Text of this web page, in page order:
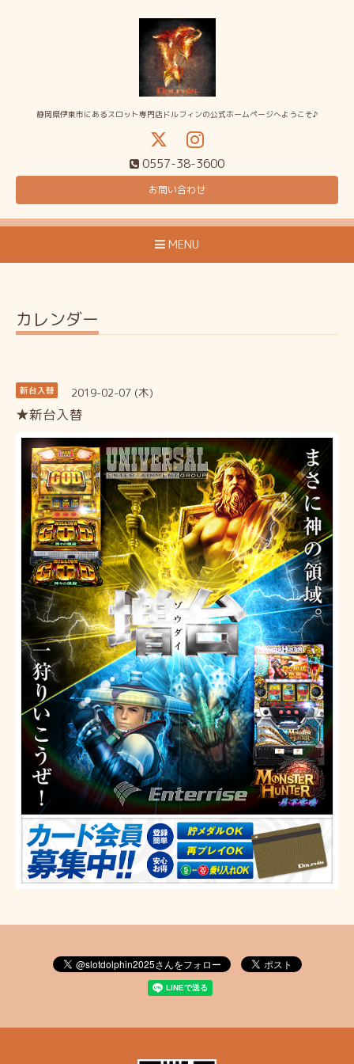
静岡県伊東市にあるスロット専門店ドルフィンの公式ホームページへようこそ♪
0557-38-3600
お問い合わせ
MENU
カレンダー
新台入替 2019-02-07 (木)
★新台入替